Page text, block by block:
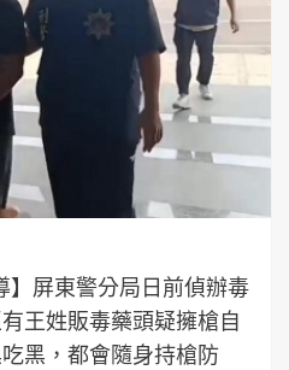
】屏東警分局日前偵辦毒
王姓販毒藥頭疑擁槍自
黑，都會隨身持槍防